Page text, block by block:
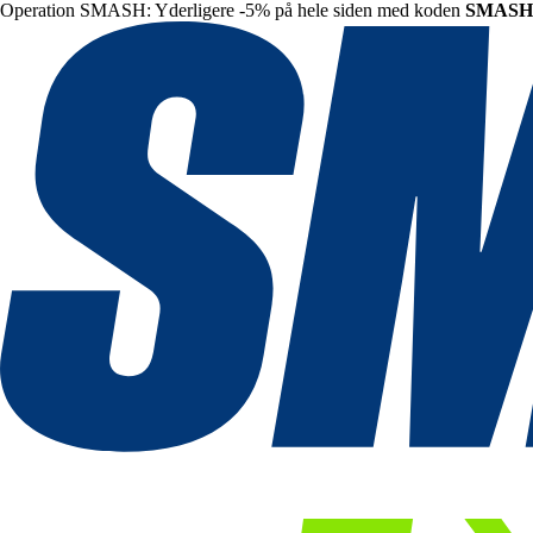
Operation SMASH: Yderligere -5% på hele siden med koden